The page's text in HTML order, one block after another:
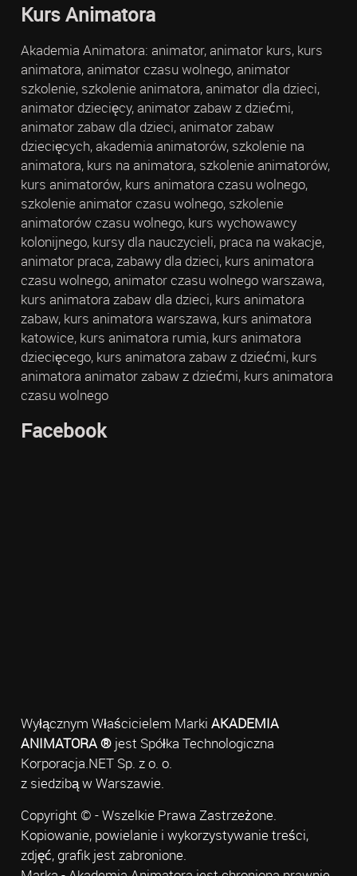
Kurs Animatora
Akademia Animatora: animator, animator kurs, kurs
animatora, animator czasu wolnego, animator
szkolenie, szkolenie animatora, animator dla dzieci,
animator dziecięcy, animator zabaw z dziećmi,
animator zabaw dla dzieci, animator zabaw
dziecięcych, akademia animatorów, szkolenie na
animatora, kurs na animatora, szkolenie animatorów,
kurs animatorów, kurs animatora czasu wolnego,
szkolenie animator czasu wolnego, szkolenie
animatorów czasu wolnego, kurs wychowawcy
kolonijnego, kursy dla nauczycieli, praca na wakacje,
animator praca, zabawy dla dzieci, kurs animatora
czasu wolnego, animator czasu wolnego warszawa,
kurs animatora zabaw dla dzieci, kurs animatora
zabaw, kurs animatora warszawa, kurs animatora
katowice, kurs animatora rumia, kurs animatora
dziecięcego, kurs animatora zabaw z dziećmi, kurs
animatora animator zabaw z dziećmi, kurs animatora
czasu wolnego
Facebook
Wyłącznym Właścicielem Marki AKADEMIA
ANIMATORA ®jest Spółka Technologiczna
Korporacja.NET Sp. z o. o.
z siedzibą w Warszawie.
Copyright © - Wszelkie Prawa Zastrzeżone.
Kopiowanie, powielanie i wykorzystywanie treści,
zdjęć, grafik jest zabronione.